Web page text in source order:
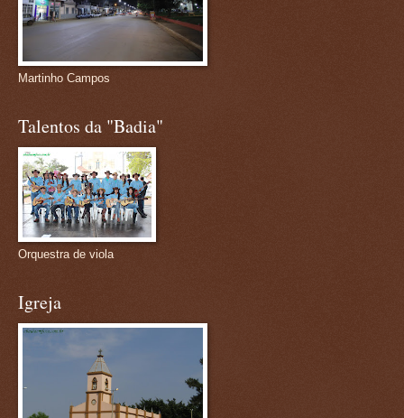
Martinho Campos
Talentos da "Badia"
Orquestra de viola
Igreja